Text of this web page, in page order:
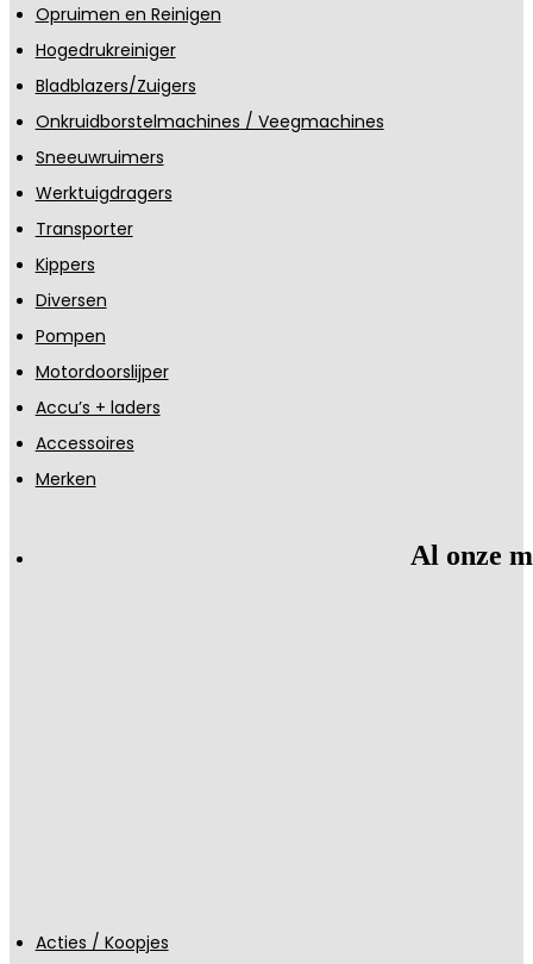
Opruimen en Reinigen
Hogedrukreiniger
Bladblazers/Zuigers
Onkruidborstelmachines / Veegmachines
Sneeuwruimers
Werktuigdragers
Transporter
Kippers
Diversen
Pompen
Motordoorslijper
Accu’s + laders
Accessoires
Merken
Al onze
Acties / Koopjes